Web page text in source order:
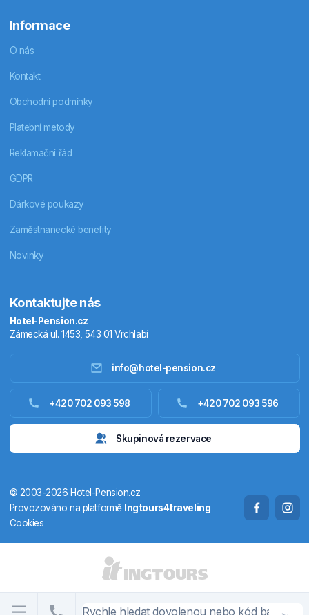
Ubytování zahraniční
Termály
Chaty a chalupy
DE
Informace
O nás
Kontakt
Obchodní podmínky
Platební metody
Reklamační řád
GDPR
Dárkové poukazy
Zaměstnanecké benefity
Novinky
Kontaktujte nás
Hotel-Pension.cz
Zámecká ul. 1453, 543 01 Vrchlabí
info@hotel-pension.cz
+420 702 093 598 +420 702 093 596
Skupinová rezervace
© 2003-2026 Hotel-Pension.cz
Provozováno na platformě Ingtours4traveling
Cookies